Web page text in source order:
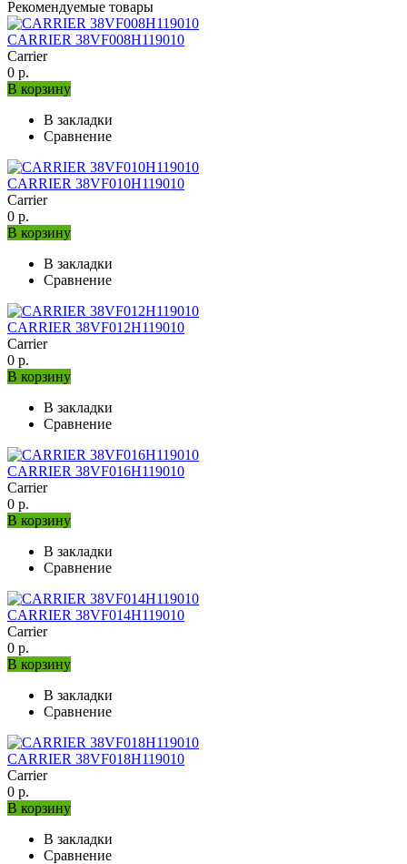
Рекомендуемые товары
CARRIER 38VF008H119010
Carrier
0 р.
В корзину
В закладки
Сравнение
CARRIER 38VF010H119010
Carrier
0 р.
В корзину
В закладки
Сравнение
CARRIER 38VF012H119010
Carrier
0 р.
В корзину
В закладки
Сравнение
CARRIER 38VF016H119010
Carrier
0 р.
В корзину
В закладки
Сравнение
CARRIER 38VF014H119010
Carrier
0 р.
В корзину
В закладки
Сравнение
CARRIER 38VF018H119010
Carrier
0 р.
В корзину
В закладки
Сравнение